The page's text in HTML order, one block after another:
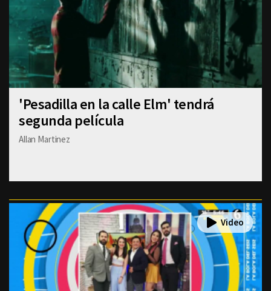
'Pesadilla en la calle Elm' tendrá
segunda película
Allan Martinez